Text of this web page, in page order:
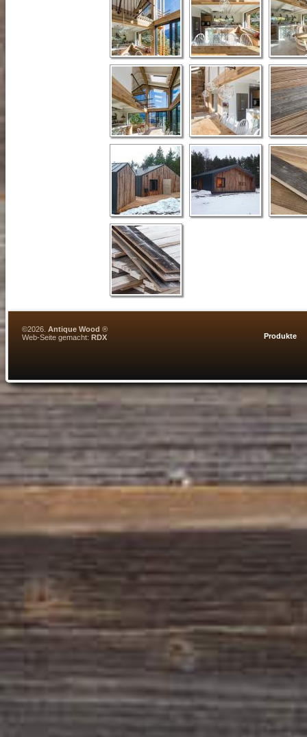
©2026. Antique Wood ®
Web-Seite gemacht: RDX Produkte